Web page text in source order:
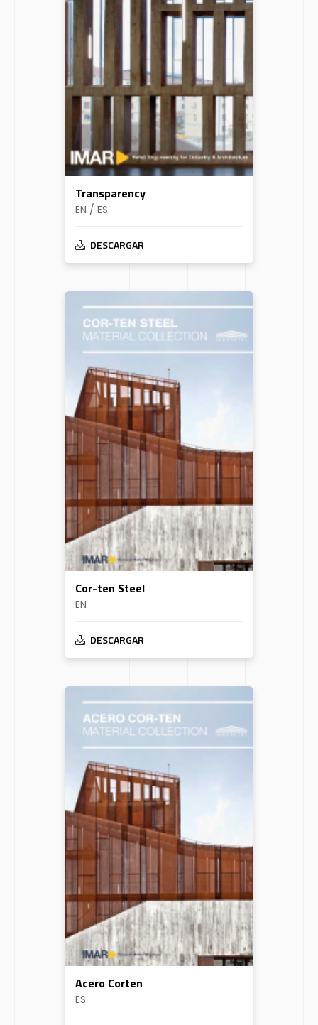
Transparency
EN / ES
DESCARGAR
Cor-ten Steel
EN
DESCARGAR
Acero Corten
ES